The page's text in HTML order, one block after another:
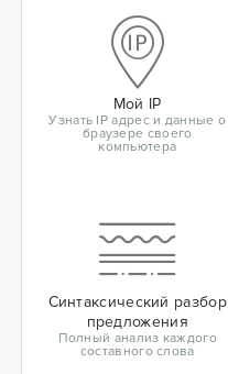
Мой IP
Узнать IP адрес и данные о
браузере своего
компьютера
Синтаксический разбор
предложения
Полный анализ каждого
составного слова